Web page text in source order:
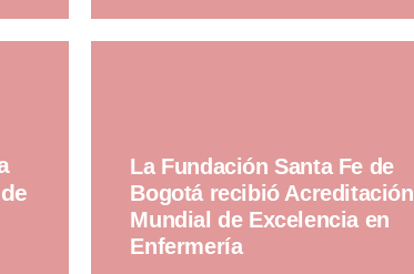
La Fundación Santa Fe de
Bogotá recibió Acreditación
Mundial de Excelencia en
Enfermería